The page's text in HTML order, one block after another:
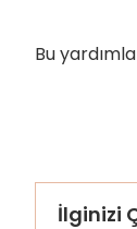
Bu
İlginizi